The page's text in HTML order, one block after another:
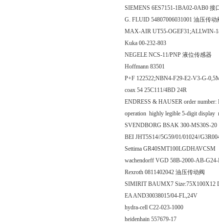
SIEMENS 6ES7151-1BA02-0AB0 接
G. FLUID 54807006031001 油压传动
MAX-AIR UT55-OGEF31;ALLWIN-
Kuka 00-232-803
NEGELE NCS-11/PNP 液位传感器
Hoffmann 83501
P+F 122522;NBN4-F29-E2-V3-G-
coax 54 25C111/4BD 24R
ENDRESS & HAUSER order
operation highly legible 5-digit display
SVENDBORG BSAK 300-MS30S-20
BEI JHT5S14//5G59/01/01024//
Settima GR40SMT100LGDHAVCSM
wachendorff VGD 58B-2000-AB-
Rexroth 0811402042 油压传动阀
SIMIRIT BAUMX7 Size:75X100X12
EA AND30038015/04-FL,24V
hydra-cell C22-023-1000
heidenhain 557679-17